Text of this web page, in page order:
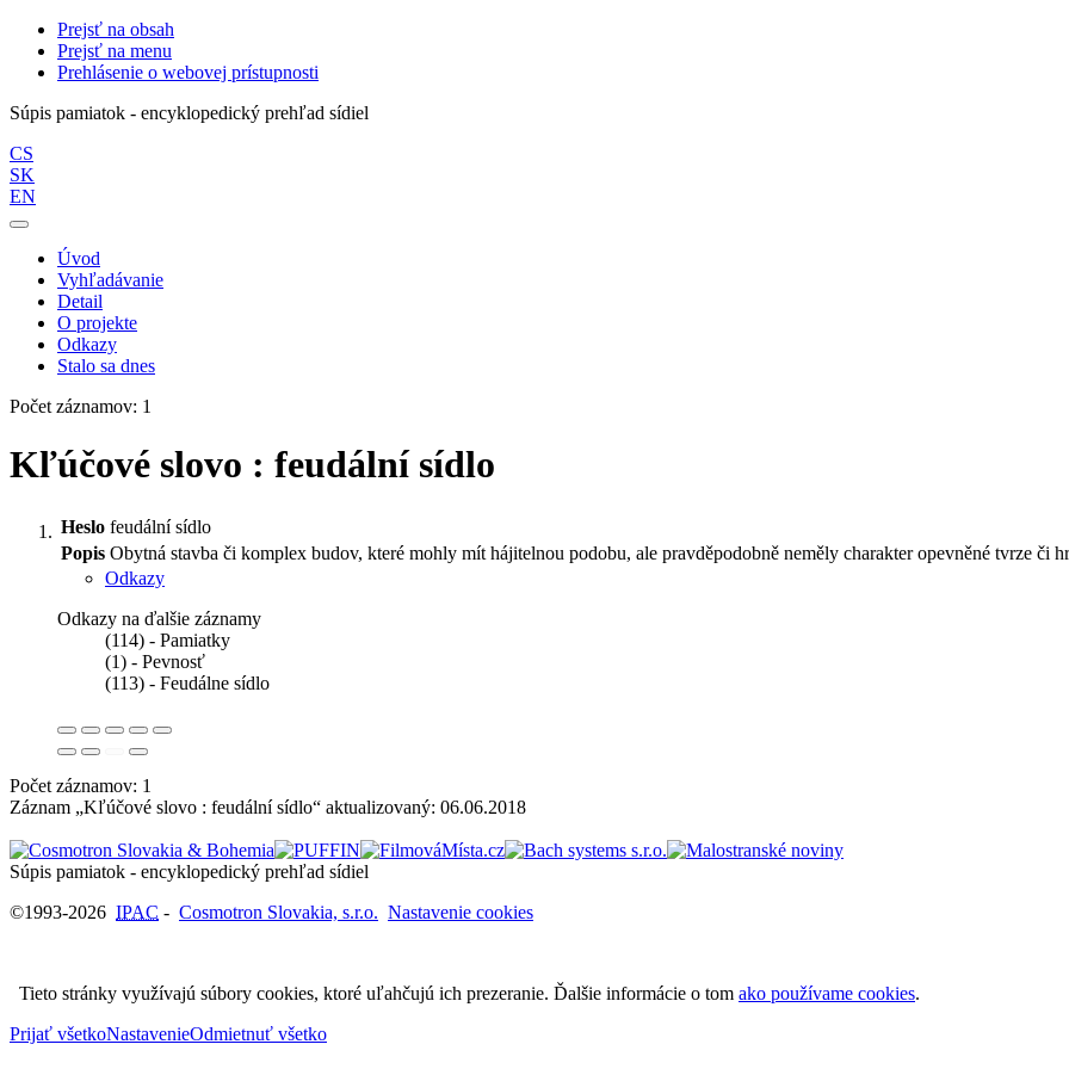
Prejsť na obsah
Prejsť na menu
Prehlásenie o webovej prístupnosti
Súpis pamiatok - encyklopedický prehľad sídiel
CS
SK
EN
Úvod
Vyhľadávanie
Detail
O projekte
Odkazy
Stalo sa dnes
Počet záznamov: 1
Kľúčové slovo : feudální sídlo
Heslo feudální sídlo
Popis Obytná stavba či komplex budov, které mohly mít hájitelnou podobu, ale pravděpodobně neměly charakter opevněné tvrze či
Odkazy
Odkazy na ďalšie záznamy
(114) - Pamiatky
(1) - Pevnosť
(113) - Feudálne sídlo
Počet záznamov: 1
Záznam „Kľúčové slovo : feudální sídlo“ aktualizovaný: 06.06.2018
Súpis pamiatok - encyklopedický prehľad sídiel
©1993-2026 IPAC - Cosmotron Slovakia, s.r.o. Nastavenie cookies
Tieto stránky využívajú súbory cookies, ktoré uľahčujú ich prezeranie. Ďalšie informácie o tom ako používame cookies.
Prijať všetkoNastavenieOdmietnuť všetko